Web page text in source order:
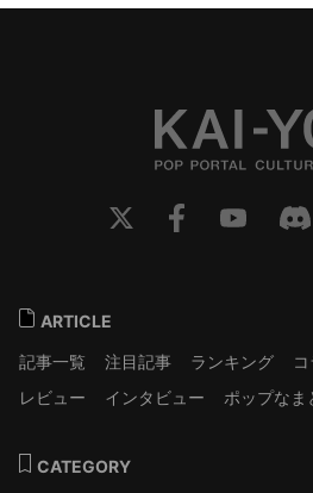
ARTICLE
記事一覧
注目記事 ランキング
レビュー
インタビュー ポップなま
CATEGORY